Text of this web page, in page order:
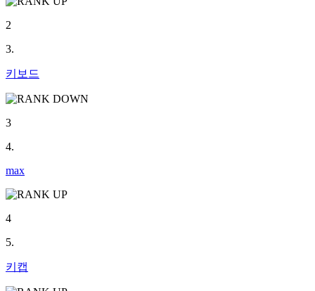
2
3.
키보드
3
4.
max
4
5.
키캡